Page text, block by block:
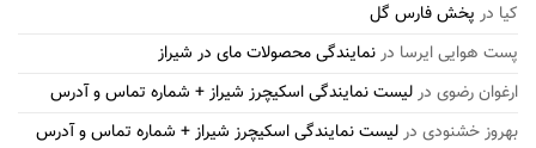
کیا در پخش فارس گل
پست هوایی ایرسا درنمایندگی محصولات مای در شیراز
ارغوان رضوی درلیست نمایندگی اسکیچرز شیراز + شماره تماس و آدرس
بهروز خشنودی درلیست نمایندگی اسکیچرز شیراز + شماره تماس و آدرس